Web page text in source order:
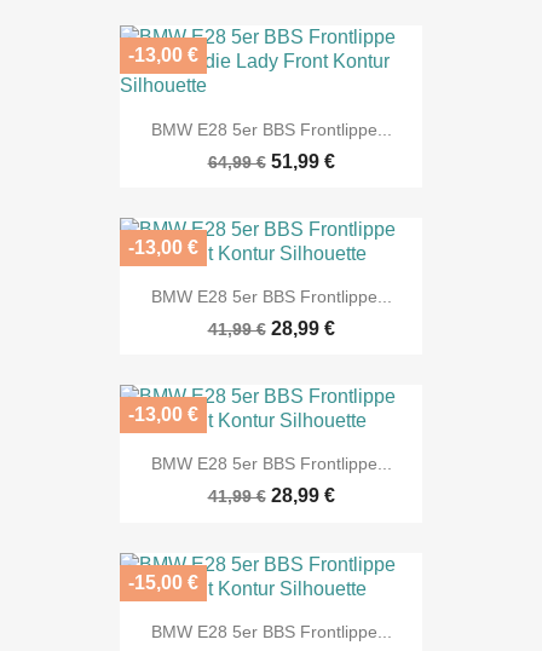
BMW E28 5er BBS Frontlippe...
64,99 € 51,99 €
-13,00 €
BMW E28 5er BBS Frontlippe...
41,99 € 28,99 €
-13,00 €
BMW E28 5er BBS Frontlippe...
41,99 € 28,99 €
-13,00 €
BMW E28 5er BBS Frontlippe...
-15,00 €